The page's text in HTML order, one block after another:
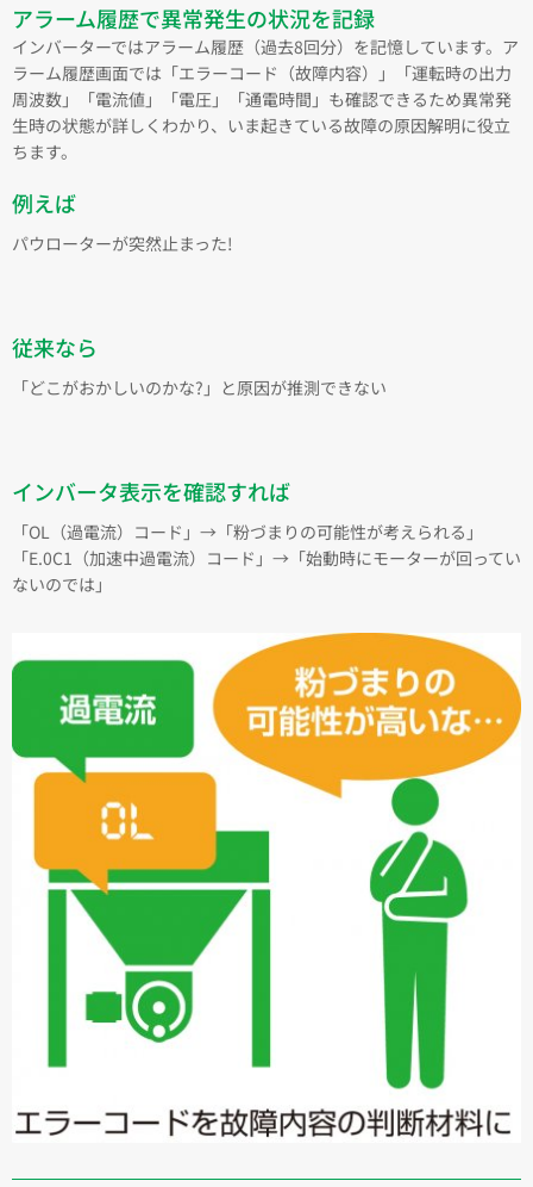
アラーム履歴で異常発生の状況を記録
インバーターではアラーム履歴（過去8回分）を記憶しています。ア
ラーム履歴画面では「エラーコード（故障内容）」「運転時の出力
周波数」「電流値」「電圧」「通電時間」も確認できるため異常発
生時の状態が詳しくわかり、いま起きている故障の原因解明に役立
ちます。
例えば
パウローターが突然止まった!
従来なら
「どこがおかしいのかな?」と原因が推測できない
インバータ表示を確認すれば
「OL（過電流）コード」→「粉づまりの可能性が考えられる」
「E.0C1（加速中過電流）コード」→「始動時にモーターが回ってい
ないのでは」